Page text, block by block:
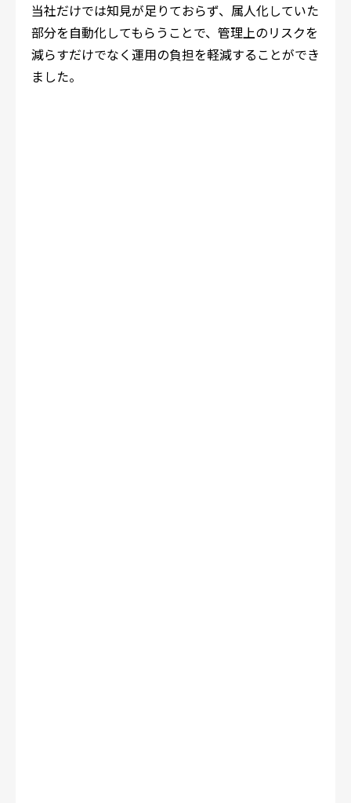
当社だけでは知見が足りておらず、属人化していた
部分を自動化してもらうことで、管理上のリスクを
減らすだけでなく運用の負担を軽減することができ
ました。